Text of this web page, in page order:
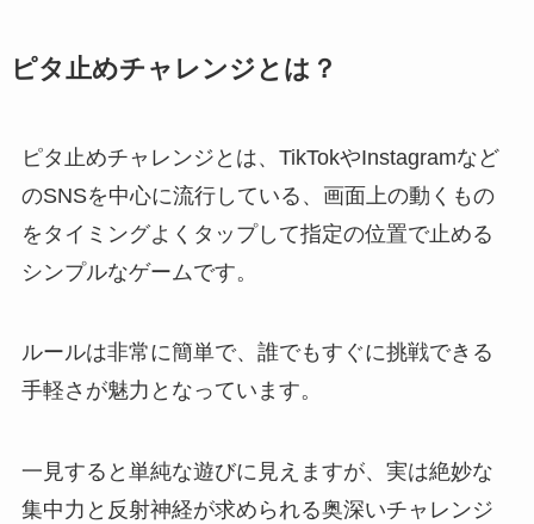
ピタ止めチャレンジとは？
ピタ止めチャレンジとは、TikTokやInstagramなど
のSNSを中心に流行している、画面上の動くもの
をタイミングよくタップして指定の位置で止める
シンプルなゲームです。
ルールは非常に簡単で、誰でもすぐに挑戦できる
手軽さが魅力となっています。
一見すると単純な遊びに見えますが、実は絶妙な
集中力と反射神経が求められる奥深いチャレンジ